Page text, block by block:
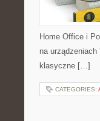
Home Office i
na
klasyczne […]
CATEGORIES: